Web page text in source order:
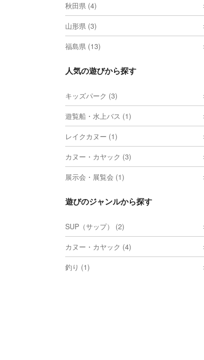
秋田県 (4)
山形県 (3)
福島県 (13)
人気の遊びから探す
キッズパーク (3)
遊覧船・水上バス (1)
レイクカヌー (1)
カヌー・カヤック (3)
展示会・展覧会 (1)
遊びのジャンルから探す
SUP（サップ） (2)
カヌー・カヤック (4)
釣り (1)